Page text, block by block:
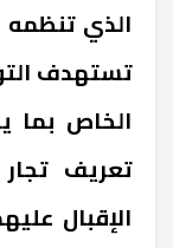
الذي
تستهدف
الخاص بما
تعريف
الإقبال